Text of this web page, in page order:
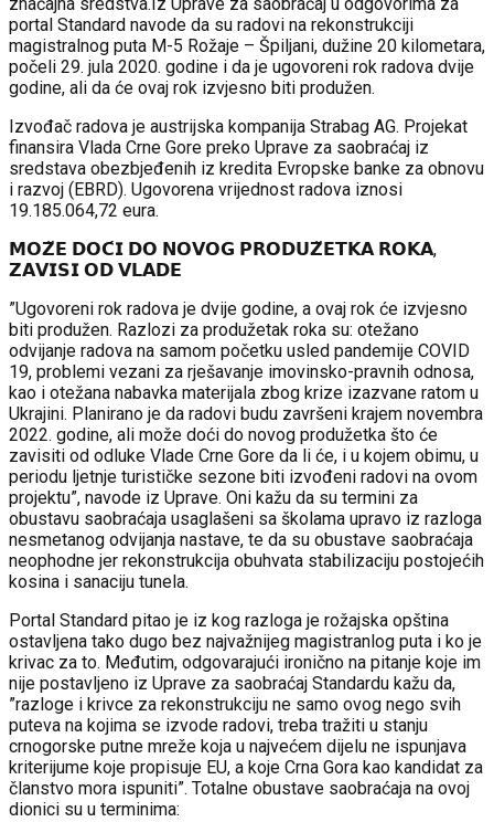
portal Standard navode da su radovi na rekonstrukciji
magistralnog puta M-5 Rožaje – Špiljani, dužine 20 kilometara,
počeli 29. jula 2020. godine i da je ugovoreni rok radova dvije
godine, ali da će ovaj rok izvjesno biti produžen.
Izvođač radova je austrijska kompanija Strabag AG. Projekat
finansira Vlada Crne Gore preko Uprave za saobraćaj iz
sredstava obezbjeđenih iz kredita Evropske banke za obnovu
i razvoj (EBRD). Ugovorena vrijednost radova iznosi
19.185.064,72 eura.
𝗠𝗢𝗭̌𝗘 𝗗𝗢𝗖́𝗜 𝗗𝗢 𝗡𝗢𝗩𝗢𝗚 𝗣𝗥𝗢𝗗𝗨𝗭̌𝗘𝗧𝗞𝗔 𝗥𝗢𝗞𝗔,
𝗭𝗔𝗩𝗜𝗦𝗜 𝗢𝗗 𝗩𝗟𝗔𝗗𝗘
”Ugovoreni rok radova je dvije godine, a ovaj rok će izvjesno
biti produžen. Razlozi za produžetak roka su: otežano
odvijanje radova na samom početku usled pandemije COVID
19, problemi vezani za rješavanje imovinsko-pravnih odnosa,
kao i otežana nabavka materijala zbog krize izazvane ratom u
Ukrajini. Planirano je da radovi budu završeni krajem novembra
2022. godine, ali može doći do novog produžetka što će
zavisiti od odluke Vlade Crne Gore da li će, i u kojem obimu, u
periodu ljetnje turističke sezone biti izvođeni radovi na ovom
projektu”, navode iz Uprave. Oni kažu da su termini za
obustavu saobraćaja usaglašeni sa školama upravo iz razloga
nesmetanog odvijanja nastave, te da su obustave saobraćaja
neophodne jer rekonstrukcija obuhvata stabilizaciju postojećih
kosina i sanaciju tunela.
Portal Standard pitao je iz kog razloga je rožajska opština
ostavljena tako dugo bez najvažnijeg magistranlog puta i ko je
krivac za to. Međutim, odgovarajući ironično na pitanje koje im
nije postavljeno iz Uprave za saobraćaj Standardu kažu da,
”razloge i krivce za rekonstrukciju ne samo ovog nego svih
puteva na kojima se izvode radovi, treba tražiti u stanju
crnogorske putne mreže koja u najvećem dijelu ne ispunjava
kriterijume koje propisuje EU, a koje Crna Gora kao kandidat za
članstvo mora ispuniti”. Totalne obustave saobraćaja na ovoj
dionici su u terminima: